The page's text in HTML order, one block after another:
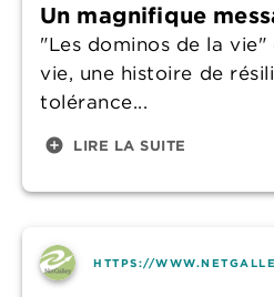
Un magnifique
"Les dominos de la vie"
vie, une histoire de
tolérance...
add_circle LIRE LA SUITE
HTTPS://